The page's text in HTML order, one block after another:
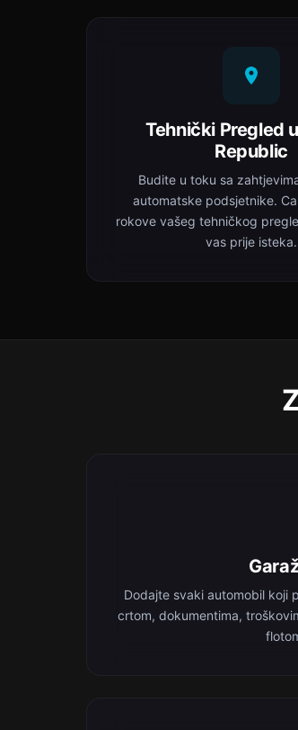
Tehnički Pregled
Republic
Budite u toku sa
automatske podsjetnike.
rokove vašeg tehničkog
vas prije isteka.
Dodajte svaki automobil koji
crtom, dokumentima,